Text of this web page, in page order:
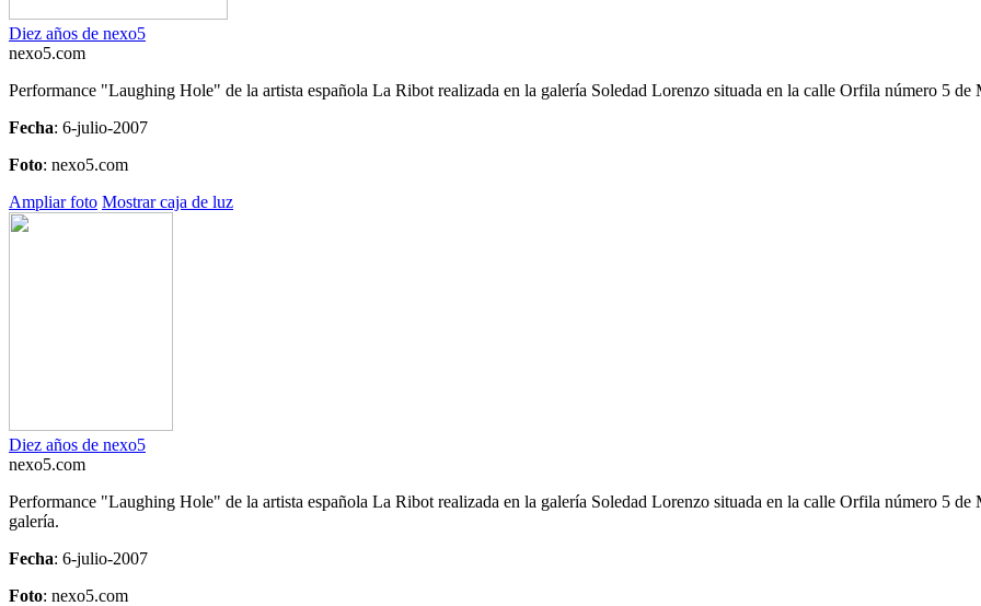
Diez años de nexo5
nexo5.com
Performance "Laughing Hole" de la artista española La Ribot realizada en la galería Soledad Lorenzo situada en la calle Orfila número 5 de
Fecha: 6-julio-2007
Foto: nexo5.com
Ampliar foto Mostrar caja de luz
Diez años de nexo5
nexo5.com
Performance "Laughing Hole" de la artista española La Ribot realizada en la galería Soledad Lorenzo situada en la calle Orfila número 5
galería.
Fecha: 6-julio-2007
Foto: nexo5.com